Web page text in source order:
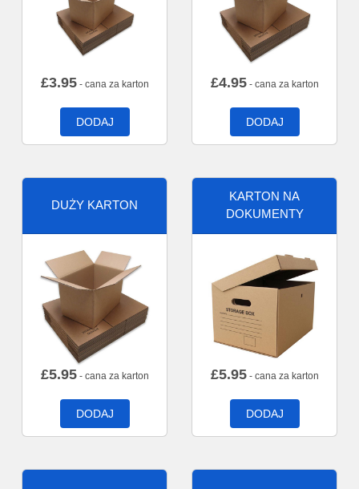
£3.95- cana za karton
DODAJ
£4.95- cana za karton
DODAJ
DUŻY KARTON
£5.95- cana za karton
DODAJ
KARTON NA
DOKUMENTY
£5.95- cana za karton
DODAJ